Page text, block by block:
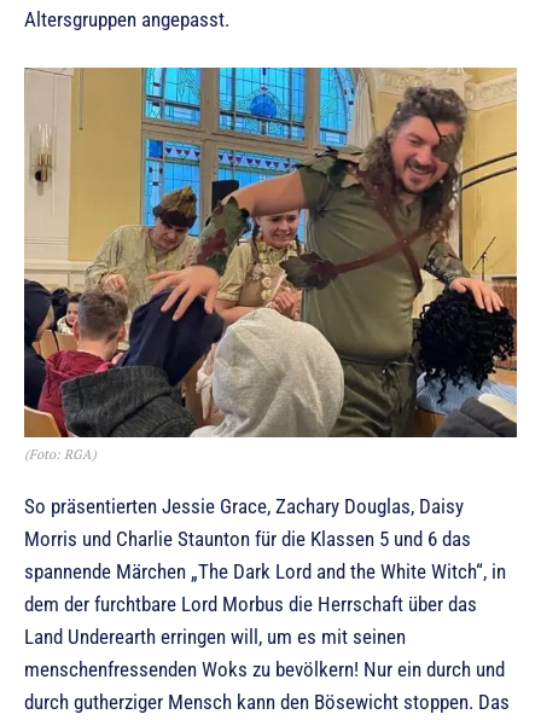
Altersgruppen angepasst.
(Foto: RGA)
So präsentierten Jessie Grace, Zachary Douglas, Daisy
Morris und Charlie Staunton für die Klassen 5 und 6 das
spannende Märchen „The Dark Lord and the White Witch“, in
dem der furchtbare Lord Morbus die Herrschaft über das
Land Underearth erringen will, um es mit seinen
menschenfressenden Woks zu bevölkern! Nur ein durch und
durch gutherziger Mensch kann den Bösewicht stoppen. Das